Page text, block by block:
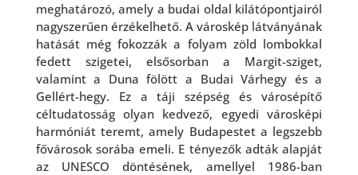
meghatározó, amely a budai oldal kilátópontjairól
nagyszerűen érzékelhető. A városkép látványának
hatását még fokozzák a folyam zöld lombokkal
fedett szigetei, elsősorban a Margit-sziget,
valamint a Duna fölött a Budai Várhegy és a
Gellért-hegy. Ez a táji szépség és városépítő
céltudatosság olyan kedvező, egyedi városképi
harmóniát teremt, amely Budapestet a legszebb
fővárosok sorába emeli. E tényezők adták alapját
az UNESCO döntésének, amellyel 1986-ban